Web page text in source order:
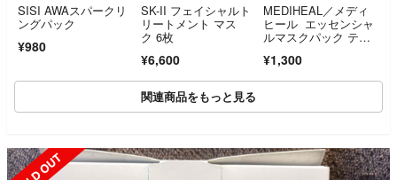
SISI AWAスパークリ
ングパック
¥980
SK-II フェイシャルト
リートメント マス
ク 6枚
¥6,600
MEDIHEAL／メディ
ヒール エッセンシャ
ルマスクパック ティ
¥1,300
関連商品をもっと見る
SOLD OUT